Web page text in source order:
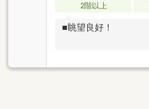
2階以上
■眺望良好！